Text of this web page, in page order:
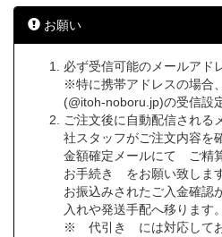
お願い
必ず受信可能のメールアド
※特に携帯アドレスの場合
(@itoh-noboru.jp)の受信設
ご注文後に自動配信される
社スタッフがご注文内容を
金額確定メールにて ご精
お手続き をお願い致します
お振込みされたご入金確認
入れや発送手配へ移ります。
※ 代引き には対応して